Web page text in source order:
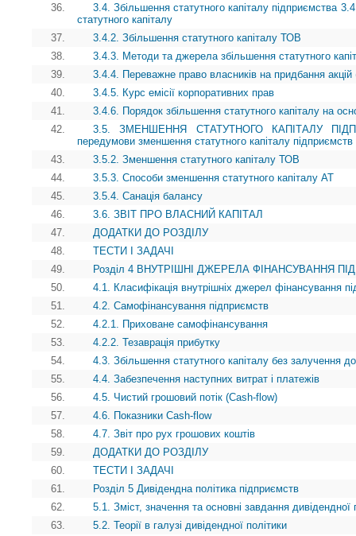
36.
3.4. Збільшення статутного капіталу підприємства
статутного капіталу
37.
3.4.2. Збільшення статутного капіталу ТОВ
38.
3.4.3. Методи та джерела збільшення статутного
39.
3.4.4. Переважне право власників на придбання акцій
40.
3.4.5. Курс емісії корпоративних прав
41.
3.4.6. Порядок збільшення статутного капіталу на
42.
3.5. ЗМЕНШЕННЯ СТАТУТНОГО КАПІТАЛУ
передумови зменшення статутного капіталу підприємств
43.
3.5.2. Зменшення статутного капіталу ТОВ
44.
3.5.3. Способи зменшення статутного капіталу АТ
45.
3.5.4. Санація балансу
46.
3.6. ЗВІТ ПРО ВЛАСНИЙ КАПІТАЛ
47.
ДОДАТКИ ДО РОЗДІЛУ
48.
ТЕСТИ І ЗАДАЧІ
49.
Розділ 4 ВНУТРІШНІ ДЖЕРЕЛА ФІНАНСУВАННЯ
50.
4.1. Класифікація внутрішніх джерел фінансування
51.
4.2. Самофінансування підприємств
52.
4.2.1. Приховане самофінансування
53.
4.2.2. Тезаврація прибутку
54.
4.3. Збільшення статутного капіталу без залучення
55.
4.4. Забезпечення наступних витрат i платежів
56.
4.5. Чистий грошовий потік (Cash-flow)
57.
4.6. Показники Cash-flow
58.
4.7. Звіт про рух грошових коштів
59.
ДОДАТКИ ДО РОЗДІЛУ
60.
ТЕСТИ І ЗАДАЧІ
61.
Розділ 5 Дивідендна політика підприємств
62.
5.1. Зміст, значення та основні завдання дивідендної
63.
5.2. Теорії в галузі дивідендної політики